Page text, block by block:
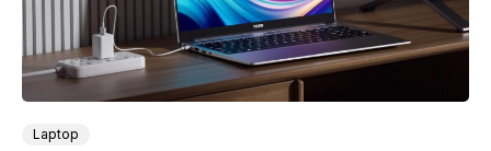
Laptop